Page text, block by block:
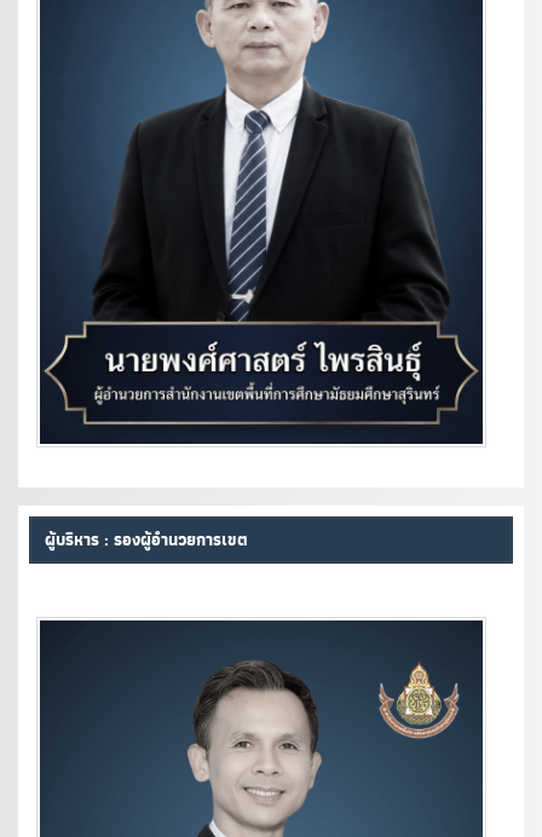
ผู้บริหาร : รองผู้อำนวยการเขต